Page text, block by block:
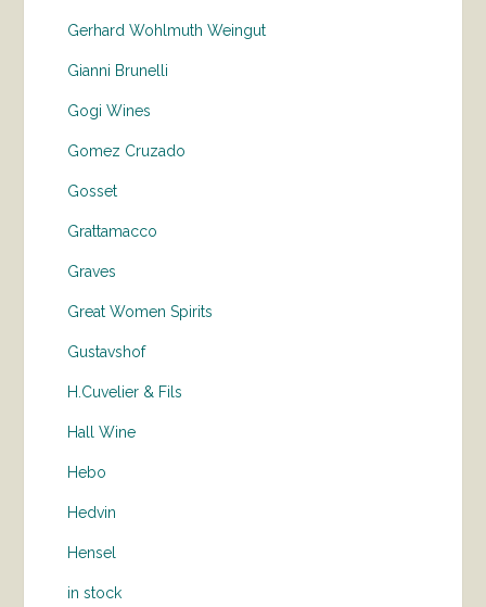
Gerhard Wohlmuth Weingut
Gianni Brunelli
Gogi Wines
Gomez Cruzado
Gosset
Grattamacco
Graves
Great Women Spirits
Gustavshof
H.Cuvelier & Fils
Hall Wine
Hebo
Hedvin
Hensel
in stock